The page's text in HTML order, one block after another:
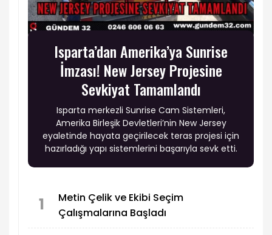
Isparta’dan Amerika’ya Sunrise
İmzası! New Jersey Projesine
Sevkiyat Tamamlandı
Isparta merkezli Sunrise Cam Sistemleri,
Amerika Birleşik Devletleri’nin New Jersey
eyaletinde hayata geçirilecek teras projesi için
hazırladığı yapı sistemlerini başarıyla sevk etti.
1
Metin Çelik ve Ekibi Seçim
Çalışmalarına Başladı